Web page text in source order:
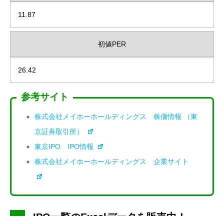
11.87
初値PER
26.42
参考サイト
株式会社メイホーホールディングス 株価情報 （東
京証券取引所）
東京IPO IPO情報
株式会社メイホーホールディングス 企業サイト